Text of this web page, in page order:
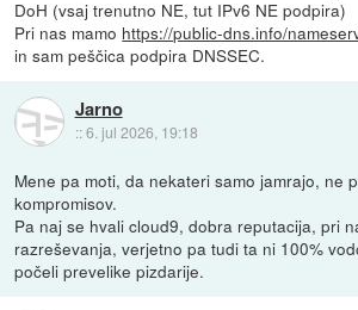
DoH (vsaj trenutno NE, tut IPv6 NE podpira)
Pri nas mamo https://public-dns.info/
in sam peščica podpira DNSSEC.
Jarno
::6. jul 2026, 19:18
Mene pa moti, da nekateri samo jamrajo, ne
kompromisov.
Pa naj se hvali cloud9, dobra reputacija, pri
razreševanja, verjetno pa tudi ta ni 100%
počeli prevelike pizdarije.